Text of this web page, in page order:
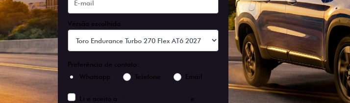
Versão escolhida
Preferência de contato:
Whatsapp
Telefone Email
Li e aceito a
e